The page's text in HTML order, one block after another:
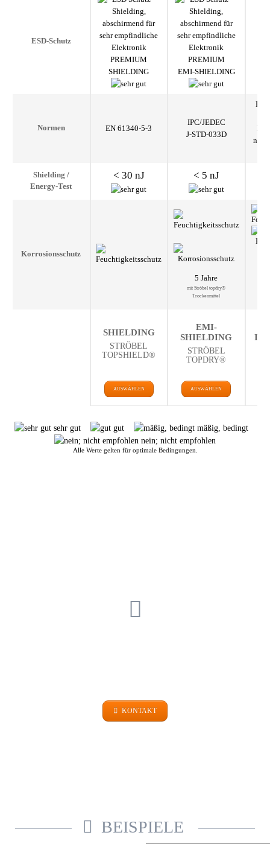
ESD-Schutz
PREMIUM
SHIELDING
PREMIUM
EMI-SHIELDING
Normen EN 61340-5-3
IPC/JEDEC
J-STD-033D
Shielding /
Energy-Test
< 30 nJ < 5 nJ
Korro­sions­schutz
5 Jahre
mit Ströbel topdry®
Trockenmittel
SHIELDING
STRÖBEL
TOPSHIELD®
AUSWÄHLEN
EMI-
SHIELDING
STRÖBEL
TOPDRY®
AUSWÄHLEN
sehr gut gut
mäßig, bedingt
nein; nicht empfohlen
Alle Werte gelten für optimale Bedingungen.
KONTAKT
BEISPIELE